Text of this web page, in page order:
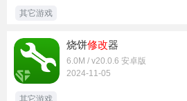
其它游戏
烧饼修改器
6.0M / v20.0.6 安卓版
2024-11-05